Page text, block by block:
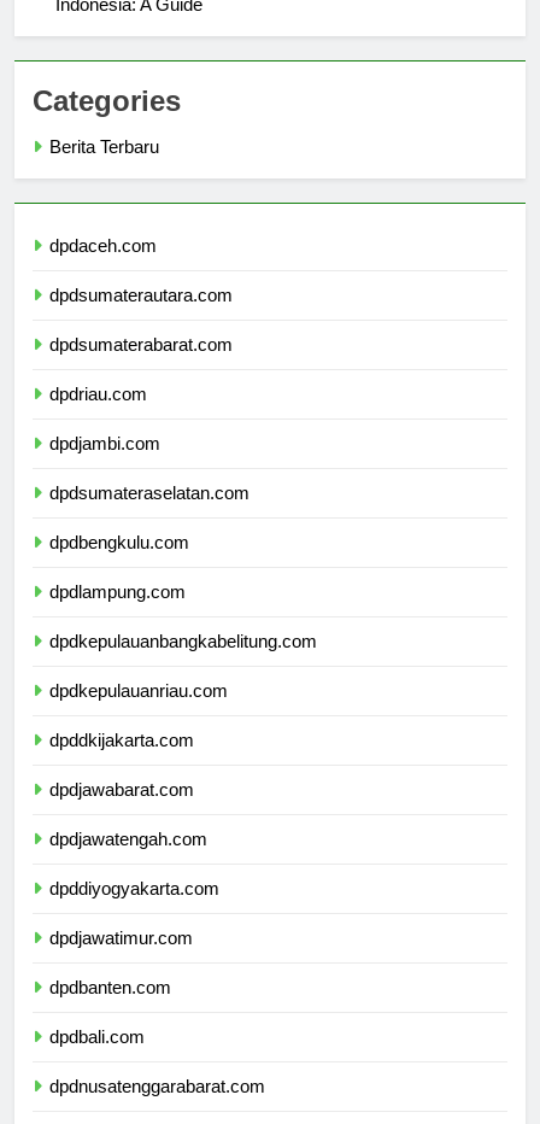
Indonesia: A Guide
Categories
Berita Terbaru
dpdaceh.com
dpdsumaterautara.com
dpdsumaterabarat.com
dpdriau.com
dpdjambi.com
dpdsumateraselatan.com
dpdbengkulu.com
dpdlampung.com
dpdkepulauanbangkabelitung.com
dpdkepulauanriau.com
dpddkijakarta.com
dpdjawabarat.com
dpdjawatengah.com
dpddiyogyakarta.com
dpdjawatimur.com
dpdbanten.com
dpdbali.com
dpdnusatenggarabarat.com